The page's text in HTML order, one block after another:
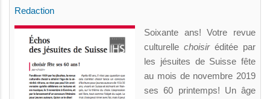
Redaction
Soixante ans! Votre revue
culturelle choisiréditée par
les jésuites de Suisse fête
au mois de novembre 2019
ses 60 printemps! Un âge